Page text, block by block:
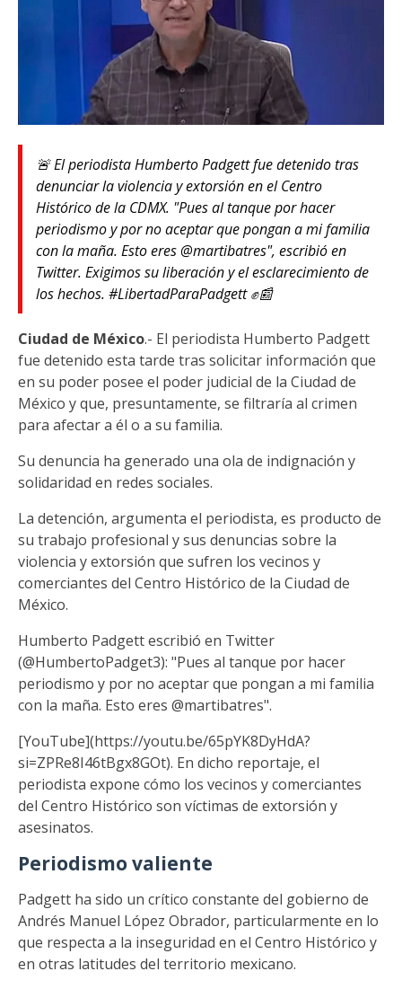
🚨 El periodista Humberto Padgett fue detenido tras
denunciar la violencia y extorsión en el Centro
Histórico de la CDMX. "Pues al tanque por hacer
periodismo y por no aceptar que pongan a mi familia
con la maña. Esto eres ⁦@martibatres⁩", escribió en
Twitter. Exigimos su liberación y el esclarecimiento de
los hechos. #LibertadParaPadgett ✊📰
Ciudad de México.- El periodista Humberto Padgett
fue detenido esta tarde tras solicitar información que
en su poder posee el poder judicial de la Ciudad de
México y que, presuntamente, se filtraría al crimen
para afectar a él o a su familia.
Su denuncia ha generado una ola de indignación y
solidaridad en redes sociales.
La detención, argumenta el periodista, es producto de
su trabajo profesional y sus denuncias sobre la
violencia y extorsión que sufren los vecinos y
comerciantes del Centro Histórico de la Ciudad de
México.
Humberto Padgett escribió en Twitter
(@HumbertoPadget3): "Pues al tanque por hacer
periodismo y por no aceptar que pongan a mi familia
con la maña. Esto eres ⁦@martibatres⁩".
[YouTube](https://youtu.be/65pYK8DyHdA?
si=ZPRe8I46tBgx8GOt). En dicho reportaje, el
periodista expone cómo los vecinos y comerciantes
del Centro Histórico son víctimas de extorsión y
asesinatos.
Periodismo valiente
Padgett ha sido un crítico constante del gobierno de
Andrés Manuel López Obrador, particularmente en lo
que respecta a la inseguridad en el Centro Histórico y
en otras latitudes del territorio mexicano.